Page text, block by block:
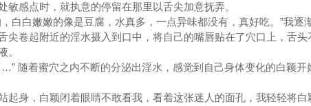
敏感点时，就执意的停留在那里以舌尖加意抚弄。
白白嫩嫩的像是豆腐，水真多，一点异味都没有，真好吃。”我逐
尖卷起附近的淫水摄入到口中，将自己的嘴唇贴在了穴口上，舌头
。
着蜜穴之内不断的分泌出淫水，感觉到自己身体变化的白颖开
起身，白颖闭着眼睛不敢看我，看着这张迷人的面孔，我轻轻将白